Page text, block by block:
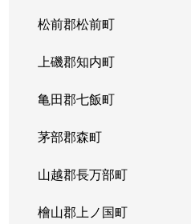
松前郡松前町
上磯郡知内町
亀田郡七飯町
茅部郡森町
山越郡長万部町
檜山郡上ノ国町